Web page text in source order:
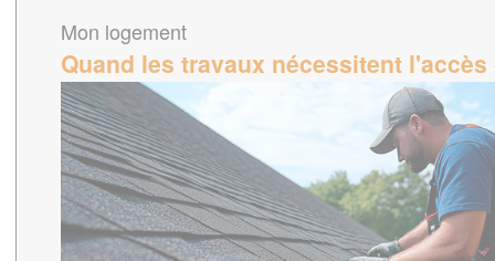
Mon logement
Quand les travaux nécessitent